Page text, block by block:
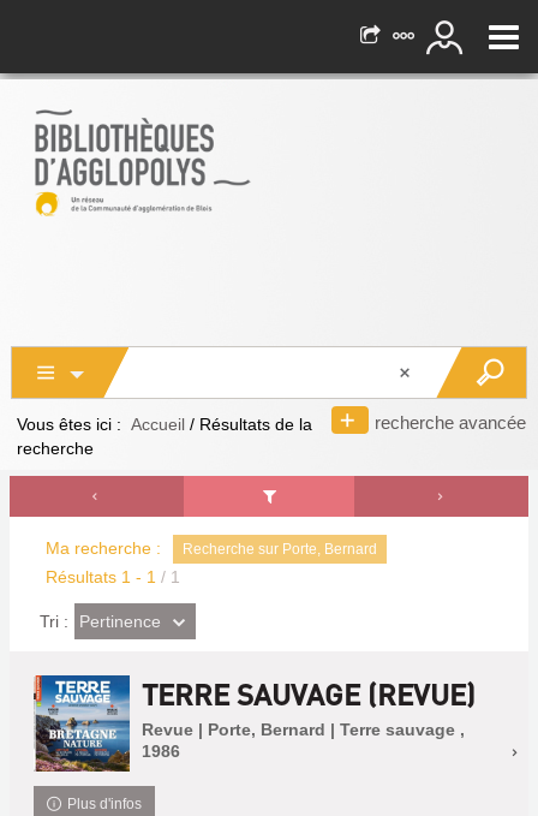
recherche avancée
Vous êtes ici : Accueil / Résultats de la
recherche
Ma recherche : Recherche sur Porte, Bernard
Résultats 1 - 1 / 1
Tri : (Effet
imédiat)
Pertinence
TERRE SAUVAGE (REVUE)
Revue | Porte, Bernard | Terre sauvage ,
1986
Plus d'infos